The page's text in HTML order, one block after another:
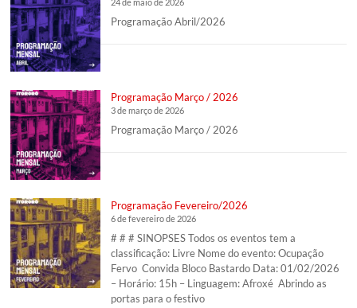
24 de maio de 2026
Programação Abril/2026
Programação Março / 2026
3 de março de 2026
Programação Março / 2026
Programação Fevereiro/2026
6 de fevereiro de 2026
# # # SINOPSES Todos os eventos tem a
classificação: Livre Nome do evento: Ocupação
Fervo Convida Bloco Bastardo Data: 01/02/2026
– Horário: 15h – Linguagem: Afroxé Abrindo as
portas para o festivo